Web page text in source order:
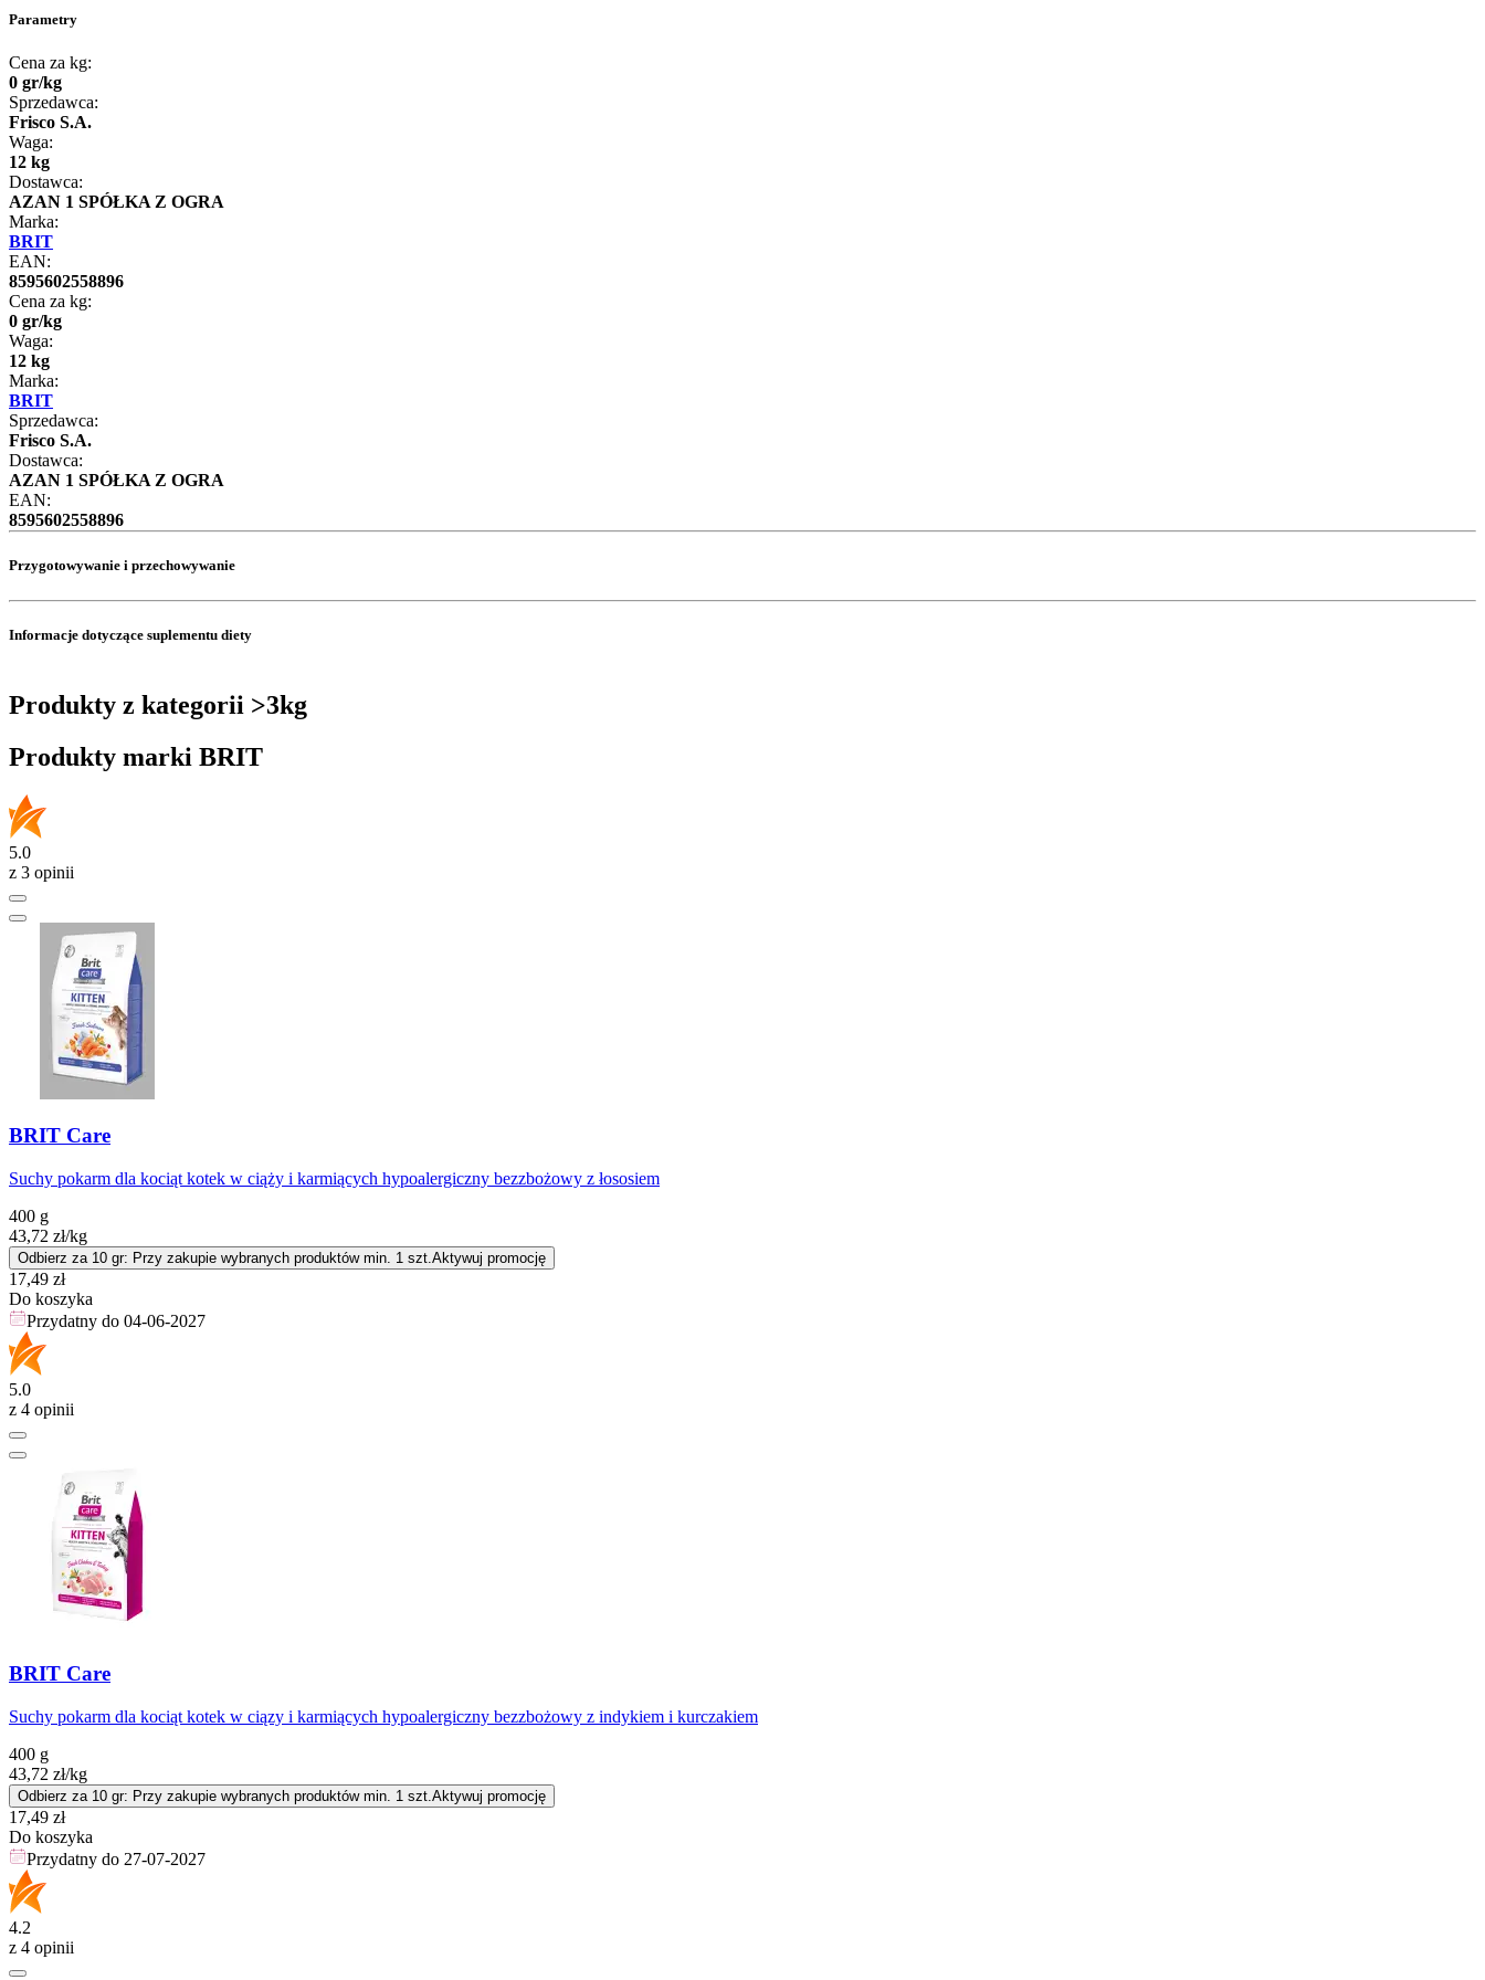
Parametry
Cena za kg:
0 gr/kg
Sprzedawca:
Frisco S.A.
Waga:
12 kg
Dostawca:
AZAN 1 SPÓŁKA Z OGRA
Marka:
BRIT
EAN:
8595602558896
Cena za kg:
0 gr/kg
Waga:
12 kg
Marka:
BRIT
Sprzedawca:
Frisco S.A.
Dostawca:
AZAN 1 SPÓŁKA Z OGRA
EAN:
8595602558896
Przygotowywanie i przechowywanie
Informacje dotyczące suplementu diety
Produkty z kategorii >3kg
Produkty marki BRIT
5.0
z 3 opinii
BRIT Care
Suchy pokarm dla kociąt kotek w ciąży i karmiących hypoalergiczny bezzbożowy z łososiem
400 g
43,72 zł/kg
Odbierz za 10 gr: Przy zakupie wybranych produktów min. 1 szt.Aktywuj promocję
Cena
17,49 zł
Do koszyka
Przydatny do 04-06-2027
5.0
z 4 opinii
BRIT Care
Suchy pokarm dla kociąt kotek w ciązy i karmiących hypoalergiczny bezzbożowy z indykiem i kurczakiem
400 g
43,72 zł/kg
Odbierz za 10 gr: Przy zakupie wybranych produktów min. 1 szt. Aktywuj promocję
Cena
17,49 zł
Do koszyka
Przydatny do 27-07-2027
4.2
z 4 opinii